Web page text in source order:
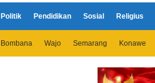
Politik Pendidikan Sosial Religius
Bombana Wajo Semarang Konawe